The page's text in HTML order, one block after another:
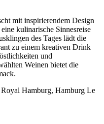
mit inspirierendem Design
kulinarische Sinnesreise
des Tages lädt die
zu einem kreativen Drink
und
Weinen bietet die
Hamburg, Hamburg Le